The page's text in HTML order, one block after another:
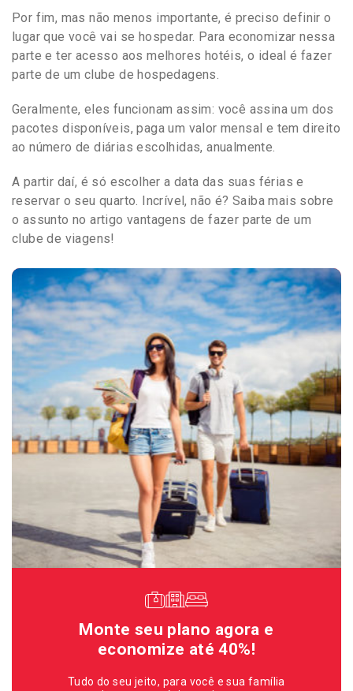
Por fim, mas não menos importante, é preciso definir o
lugar que você vai se hospedar. Para economizar nessa
parte e ter acesso aos melhores hotéis, o ideal é fazer
parte de um clube de hospedagens.
Geralmente, eles funcionam assim: você assina um dos
pacotes disponíveis, paga um valor mensal e tem direito
ao número de diárias escolhidas, anualmente.
A partir daí, é só escolher a data das suas férias e
reservar o seu quarto. Incrível, não é? Saiba mais sobre
o assunto no artigo vantagens de fazer parte de um
clube de viagens!
Monte seu plano agora e
economize até 40%!
Tudo do seu jeito, para você e sua família